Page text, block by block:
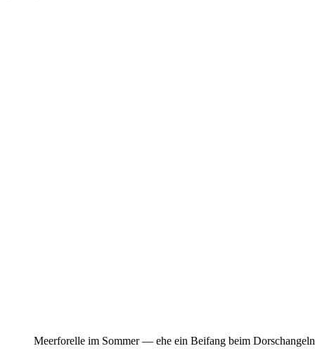
Meer­fo­rel­le im Som­mer — ehe ein Bei­fang beim Dorschangeln